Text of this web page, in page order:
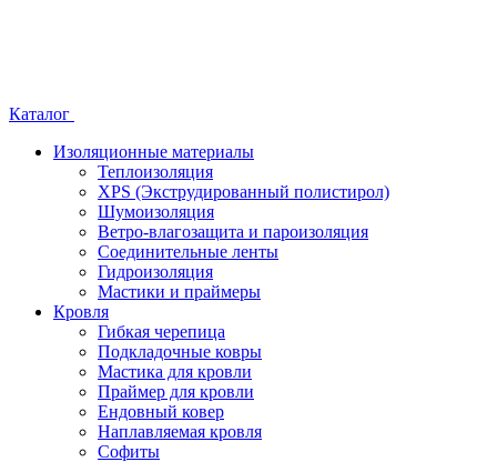
Каталог
Изоляционные материалы
Теплоизоляция
XPS (Экструдированный полистирол)
Шумоизоляция
Ветро-влагозащита и пароизоляция
Соединительные ленты
Гидроизоляция
Мастики и праймеры
Кровля
Гибкая черепица
Подкладочные ковры
Мастика для кровли
Праймер для кровли
Ендовный ковер
Наплавляемая кровля
Софиты